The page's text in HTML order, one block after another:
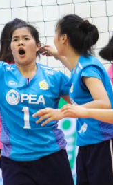
การ
แข่งขัน
วอลเลย์บอล
เยาวชน
PEA
ชิง
ชนะ
เลิศ
แห่ง
ประเทศไทย
ครั้ง
ที่
16
(ปี